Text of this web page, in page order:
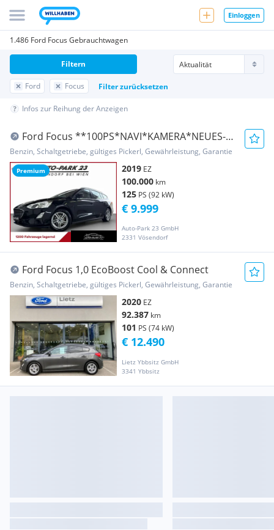
Einloggen
1.486 Ford Focus Gebrauchtwagen
Ford Focus Filter zurücksetzen
Filtern
Infos zur Reihung der Anzeigen
Premium
Ford Focus **100PS*NAVI*KAMERA*NEUES-
PICKERL9/2027*M...
Benzin, Schaltgetriebe, gültiges Pickerl, Gewährleistung, Garantie
2019 EZ
100.000 km
125 PS (92 kW)
Auto-Park 23 GmbH
2331 Vösendorf
€ 9.999
Ford Focus 1,0 EcoBoost Cool & Connect
Benzin, Schaltgetriebe, gültiges Pickerl, Gewährleistung, Garantie
2020 EZ
92.387 km
101 PS (74 kW)
Lietz Ybbsitz GmbH
3341 Ybbsitz
€ 12.490